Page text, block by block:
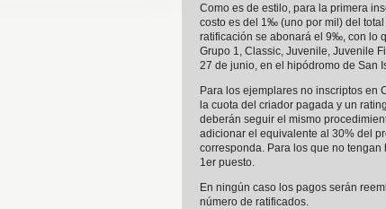
Como es de estilo, para la primera
costo es del 1‰ (uno por mil) del
ratificación se abonará el 9‰, con lo
Grupo 1, Classic, Juvenile, Juvenile
27 de junio, en el hipódromo de San
Para los ejemplares no inscriptos en
la cuota del criador pagada y un
deberán seguir el mismo
adicionar el equivalente al 30% del
corresponda. Para los que no
1er puesto.
En ningún caso los pagos serán
número de ratificados.